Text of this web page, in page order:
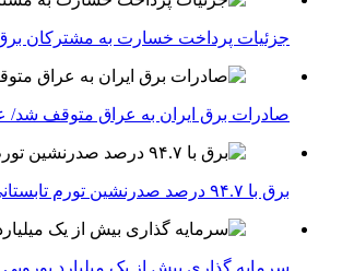
جزئیات پرداخت خسارت به مشترکان
صادرات برق ایران به عراق متوقف
برق با ۹۴.۷ درصد صدرنشین تورم تابستانی!
سرمایه گذاری بیش از یک میلیارد